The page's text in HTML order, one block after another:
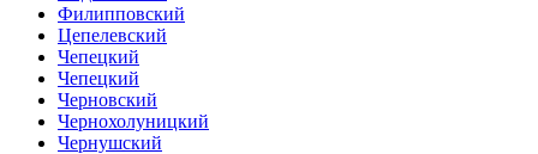
Филипповский
Цепелевский
Чепецкий
Чепецкий
Черновский
Чернохолуницкий
Чернушский